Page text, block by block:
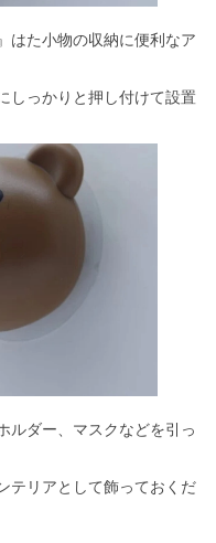
はた小物の収納に便利なア
しっかりと押し付けて設置
ルダー、マスクなどを引っ
テリアとして飾っておくだ